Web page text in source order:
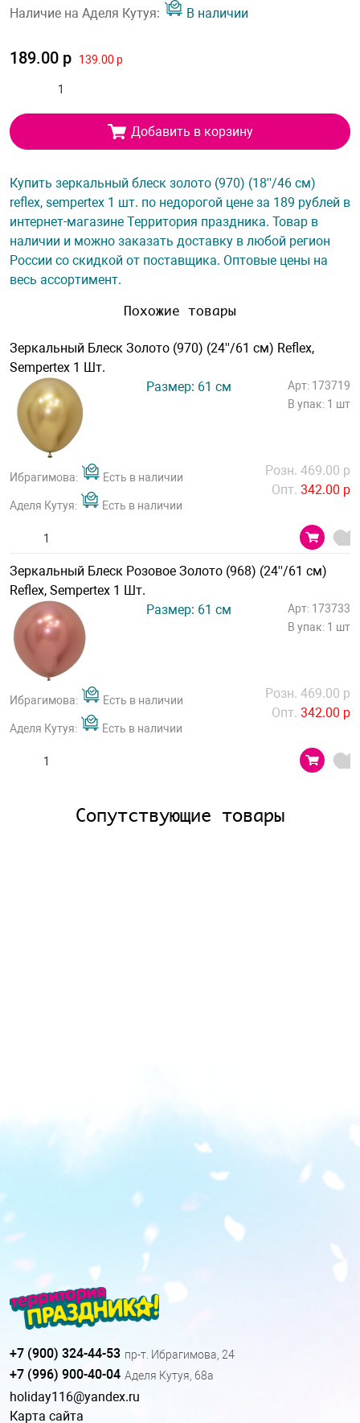
Наличие на Аделя Кутуя:
В наличии
189.00 р 139.00 р
Добавить в корзину
Купить зеркальный блеск золото (970) (18''/46 см)
reflex, sempertex 1 шт. по недорогой цене за 189 рублей в
интернет-магазине Территория праздника. Товар в
наличии и можно заказать доставку в любой регион
России со скидкой от поставщика. Оптовые цены на
весь ассортимент.
Похожие товары
Зеркальный Блеск Золото (970) (24''/61 см) Reflex,
Sempertex 1 Шт.
Размер: 61 см
Арт: 173719
В упак: 1 шт
Ибрагимова: Есть в наличии
Аделя Кутуя: Есть в наличии
Розн. 469.00 р
Опт. 342.00 р
Зеркальный Блеск Розовое Золото (968) (24''/61 см)
Reflex, Sempertex 1 Шт.
Размер: 61 см
Арт: 173733
В упак: 1 шт
Ибрагимова: Есть в наличии
Аделя Кутуя: Есть в наличии
Розн. 469.00 р
Опт. 342.00 р
Сопутствующие товары
+7 (900) 324-44-53 пр-т. Ибрагимова, 24
+7 (996) 900-40-04 Аделя Кутуя, 68а
holiday116@yandex.ru
Карта сайта